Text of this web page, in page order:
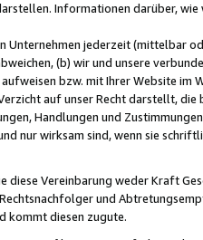
Informationen darüber,
Unternehmen jederzeit (mittelbar
(b) wir und unsere
bzw. mit Ihrer Website im
auf unser Recht darstellt,
Handlungen und
nur wirksam sind, wenn sie
Vereinbarung weder Kraft
und
kommt diesen zugute.